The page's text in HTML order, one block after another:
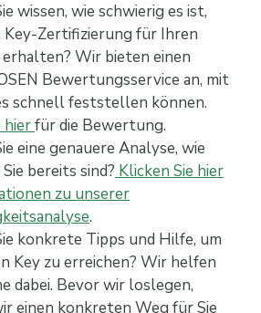
wissen, wie schwierig es ist,
Key-Zertifizierung für Ihren
Wir bieten einen
Bewertungsservice an, mit
schnell feststellen können.
hierfür die Bewertung.
eine genauere Analyse, wie
bereits sind? Klicken Sie hier
zu unserer
.
konkrete Tipps und Hilfe, um
Key zu erreichen? Wir helfen
dabei. Bevor wir loslegen,
einen konkreten Weg für Sie